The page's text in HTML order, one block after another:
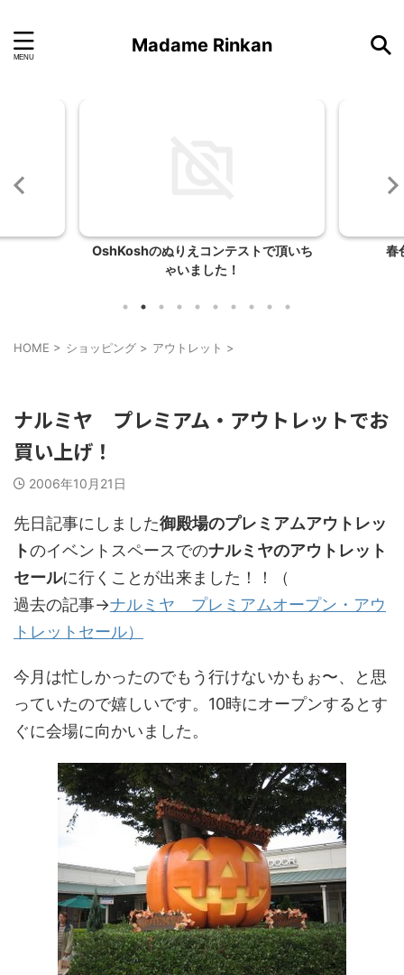
Madame Rinkan
春色のリバーシブルバッグ
HOME > ショッピング > アウトレット >
ナルミヤ プレミアム・アウトレットでお
買い上げ！
2006年10月21日
先日記事にしました御殿場のプレミアムアウトレッ
トのイベントスペースでのナルミヤのアウトレット
セールに行くことが出来ました！！（
過去の記事→ナルミヤ プレミアムオープン・アウ
トレットセール）
今月は忙しかったのでもう行けないかもぉ〜、と思
っていたので嬉しいです。10時にオープンするとす
ぐに会場に向かいました。